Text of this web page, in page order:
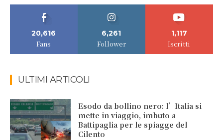
20,616
Fans
6,261
Follower
1,117
Iscritti
ULTIMI ARTICOLI
Esodo da bollino nero: l’Italia si
mette in viaggio, imbuto a
Battipaglia per le spiagge del
Cilento